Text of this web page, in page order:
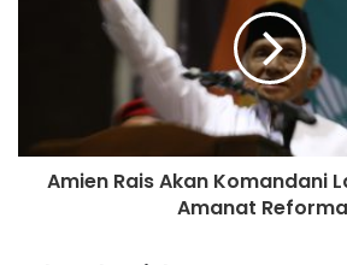
Amien Rais Akan Komandani
Amanat